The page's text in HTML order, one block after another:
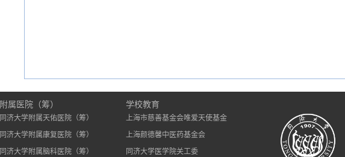
附属医院（筹）
同济大学附属天佑医院（筹）
同济大学附属康复医院（筹）
同济大学附属脑科医院（筹）
学校教育
上海市慈善基金会唯爱天使基金
上海颜德馨中医药基金会
同济大学医学院关工委